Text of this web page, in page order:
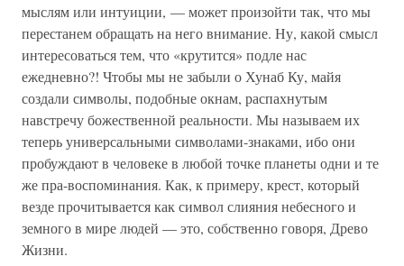
мыслям или интуиции, — может произойти так, что мы
перестанем обращать на него внимание. Ну, какой смысл
интересоваться тем, что «крутится» подле нас
ежедневно?! Чтобы мы не забыли о Хунаб Ку, майя
создали символы, подобные окнам, распахнутым
навстречу божественной реальности. Мы называем их
теперь универсальными символами-знаками, ибо они
пробуждают в человеке в любой точке планеты одни и те
же пра-воспоминания. Как, к примеру, крест, который
везде прочитывается как символ слияния небесного и
земного в мире людей — это, собственно говоря, Древо
Жизни.